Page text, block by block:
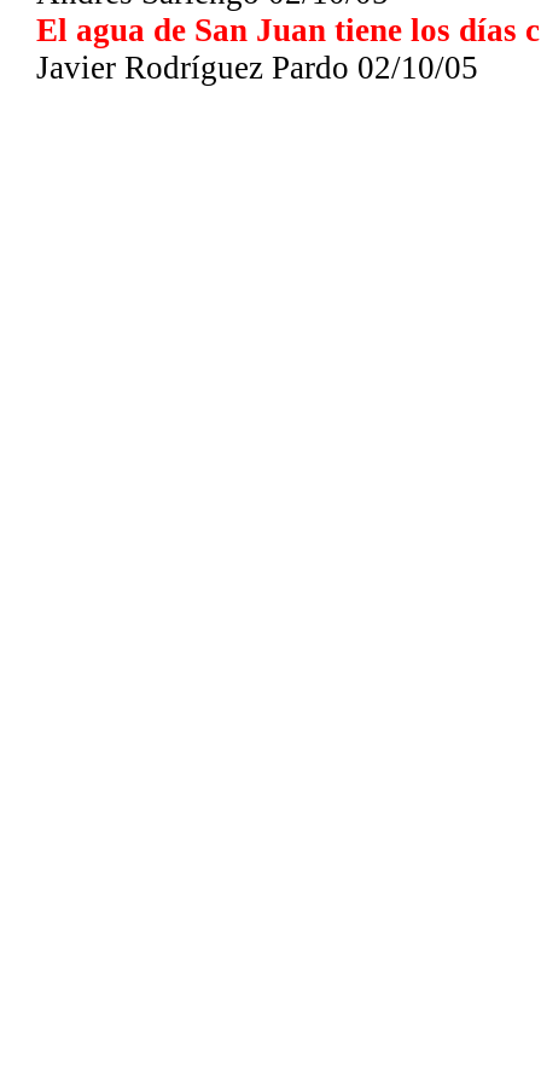
El agua de San Juan tiene los días
Javier Rodríguez Pardo 02/10/05